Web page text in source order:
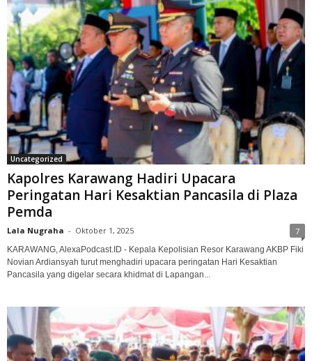
Uncategorized
Kapolres Karawang Hadiri Upacara
Peringatan Hari Kesaktian Pancasila di Plaza
Pemda
Lala Nugraha - Oktober 1, 2025 7
KARAWANG, AlexaPodcast.ID - Kepala Kepolisian Resor Karawang AKBP Fiki
Novian Ardiansyah turut menghadiri upacara peringatan Hari Kesaktian
Pancasila yang digelar secara khidmat di Lapangan...